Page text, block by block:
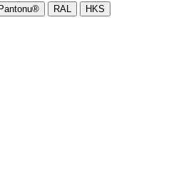
Pantonu® RAL HKS